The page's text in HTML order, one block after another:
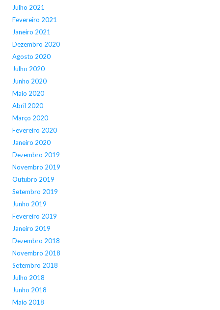
Julho 2021
Fevereiro 2021
Janeiro 2021
Dezembro 2020
Agosto 2020
Julho 2020
Junho 2020
Maio 2020
Abril 2020
Março 2020
Fevereiro 2020
Janeiro 2020
Dezembro 2019
Novembro 2019
Outubro 2019
Setembro 2019
Junho 2019
Fevereiro 2019
Janeiro 2019
Dezembro 2018
Novembro 2018
Setembro 2018
Julho 2018
Junho 2018
Maio 2018